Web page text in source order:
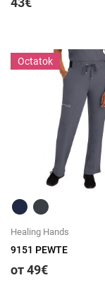
Оctatok
Healing Hands
9151 PEWTE
от 49€